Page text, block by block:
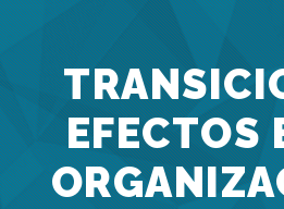
Navegación
principal
EFECTOS